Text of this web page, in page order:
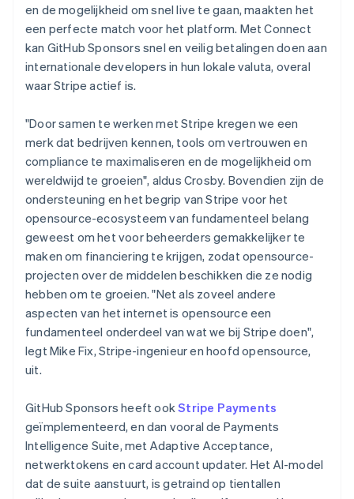
en de mogelijkheid om snel live te gaan, maakten het
een perfecte match voor het platform. Met Connect
kan GitHub Sponsors snel en veilig betalingen doen aan
internationale developers in hun lokale valuta, overal
waar Stripe actief is.
"Door samen te werken met Stripe kregen we een
merk dat bedrijven kennen, tools om vertrouwen en
compliance te maximaliseren en de mogelijkheid om
wereldwijd te groeien", aldus Crosby. Bovendien zijn de
ondersteuning en het begrip van Stripe voor het
opensource-ecosysteem van fundamenteel belang
geweest om het voor beheerders gemakkelijker te
maken om financiering te krijgen, zodat opensource-
projecten over de middelen beschikken die ze nodig
hebben om te groeien. "Net als zoveel andere
aspecten van het internet is opensource een
fundamenteel onderdeel van wat we bij Stripe doen",
legt Mike Fix, Stripe-ingenieur en hoofd opensource,
uit.
GitHub Sponsors heeft ookStripe Payments
geïmplementeerd, en dan vooral de Payments
Intelligence Suite, met Adaptive Acceptance,
netwerktokens en card account updater. Het AI-model
dat de suite aanstuurt, is getraind op tientallen